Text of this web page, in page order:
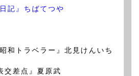
記』ちばてつや
和トラベラー』北見けんいち
交差点』夏原武